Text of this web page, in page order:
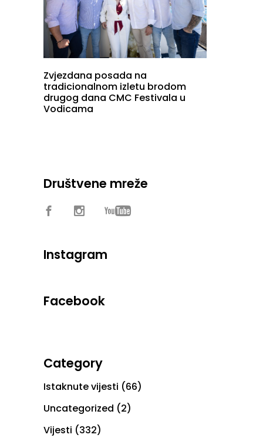
Zvjezdana posada na
tradicionalnom izletu brodom
drugog dana CMC Festivala u
Vodicama
Društvene mreže
Instagram
Facebook
Category
Istaknute vijesti (66)
Uncategorized (2)
Vijesti (332)